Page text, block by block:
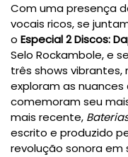
Com uma presença
vocais ricos, se
o Especial 2 Discos:
Selo Rockambole, e
três shows
exploram as
comemoram seu
mais recente,
escrito e produzido
revolução sonora em